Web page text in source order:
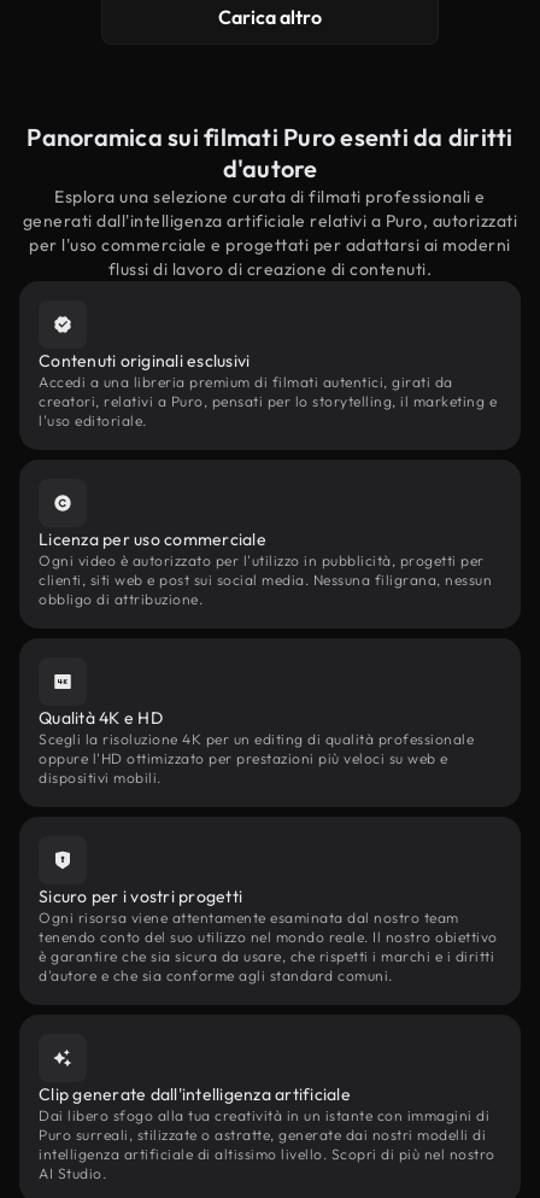
Carica altro
Panoramica sui filmati Puro esenti da diritti
d'autore
Esplora una selezione curata di filmati professionali e
generati dall'intelligenza artificiale relativi a Puro, autorizzati
per l'uso commerciale e progettati per adattarsi ai moderni
flussi di lavoro di creazione di contenuti.
Contenuti originali esclusivi
Accedi a una libreria premium di filmati autentici, girati da
creatori, relativi a Puro, pensati per lo storytelling, il marketing e
l'uso editoriale.
Licenza per uso commerciale
Ogni video è autorizzato per l'utilizzo in pubblicità, progetti per
clienti, siti web e post sui social media. Nessuna filigrana, nessun
obbligo di attribuzione.
Qualità 4K e HD
Scegli la risoluzione 4K per un editing di qualità professionale
oppure l'HD ottimizzato per prestazioni più veloci su web e
dispositivi mobili.
Sicuro per i vostri progetti
Ogni risorsa viene attentamente esaminata dal nostro team
tenendo conto del suo utilizzo nel mondo reale. Il nostro obiettivo
è garantire che sia sicura da usare, che rispetti i marchi e i diritti
d'autore e che sia conforme agli standard comuni.
Clip generate dall'intelligenza artificiale
Dai libero sfogo alla tua creatività in un istante con immagini di
Puro surreali, stilizzate o astratte, generate dai nostri modelli di
intelligenza artificiale di altissimo livello. Scopri di più nel nostro
AI Studio.